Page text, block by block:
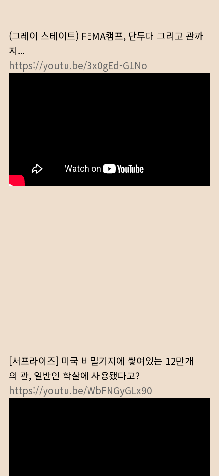
(그레이 스테이트) FEMA캠프, 단두대 그리고 관까
지...
https://youtu.be/3x0gEd-G1No
[서프라이즈] 미국 비밀기지에 쌓여있는 12만개
의 관, 일반인 학살에 사용됐다고?
https://youtu.be/WbFNGyGLx90